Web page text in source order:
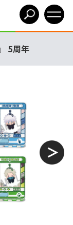
5周年